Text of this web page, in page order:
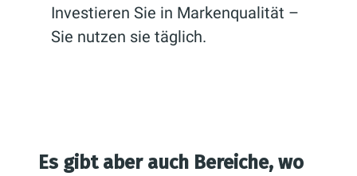
Investieren Sie in Markenqualität –
Sie nutzen sie täglich.
Es gibt aber auch Bereiche, wo